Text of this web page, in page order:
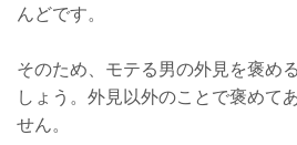
んどです。
そのため、モテる男の外見を褒め
しょう。外見以外のことで褒めて
せん。